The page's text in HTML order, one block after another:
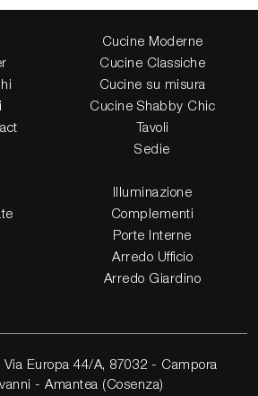
Cucine Moderne
Cucine Classiche
Cucine su misura
Cucine Shabby Chic
Tavoli
Sedie
Illuminazione
Complementi
Porte Interne
Arredo Ufficio
Arredo Giardino
Via Europa 44/A, 87032 - Campora
- Amantea (Cosenza)